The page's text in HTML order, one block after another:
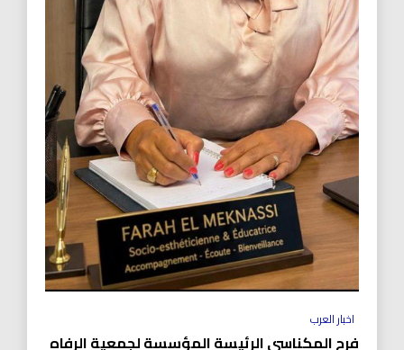
اخبار العرب
فرح المكناسي الرئيسة المؤسسة لجمعية الرفاه